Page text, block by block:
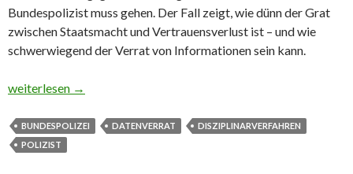
Bundespolizist muss gehen. Der Fall zeigt, wie dünn der Grat
zwischen Staatsmacht und Vertrauensverlust ist – und wie
schwerwiegend der Verrat von Informationen sein kann.
Bundespolizist gefeuert: Datenverrat an kriminellen
weiterlesen →
BUNDESPOLIZEI DATENVERRAT
DISZIPLINARVERFAHREN
POLIZIST